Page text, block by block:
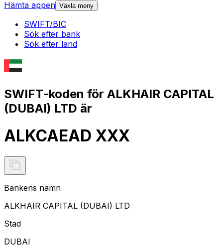
Hämta appen Växla meny
SWIFT/BIC
Sök efter bank
Sök efter land
SWIFT-koden för ALKHAIR CAPITAL
(DUBAI) LTD är
ALKCAEAD XXX
Bankens namn
ALKHAIR CAPITAL (DUBAI) LTD
Stad
DUBAI